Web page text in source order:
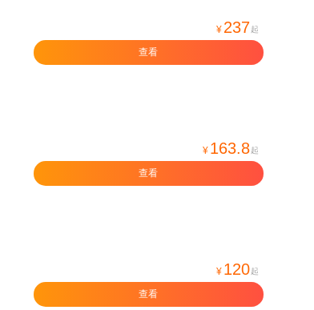
¥ 237 起
查看
¥ 163.8 起
查看
¥ 120 起
查看